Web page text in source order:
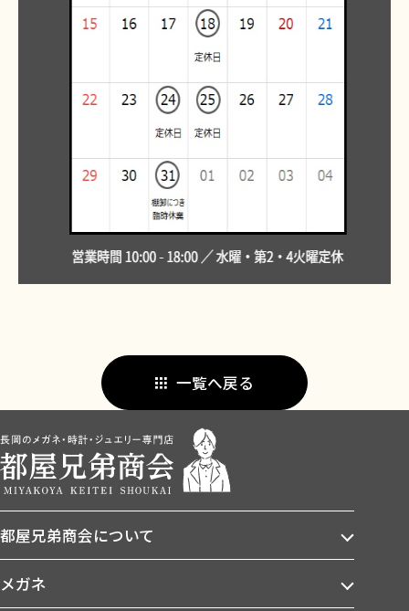
一覧へ戻る
都屋兄弟商会について
メガネ